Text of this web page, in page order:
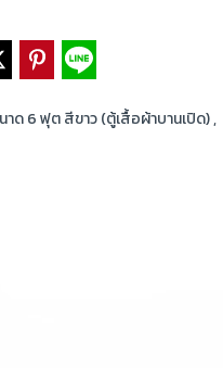
าด 6 ฟุต สีขาว (ตู้เสื้อผ้าบานเปิด),